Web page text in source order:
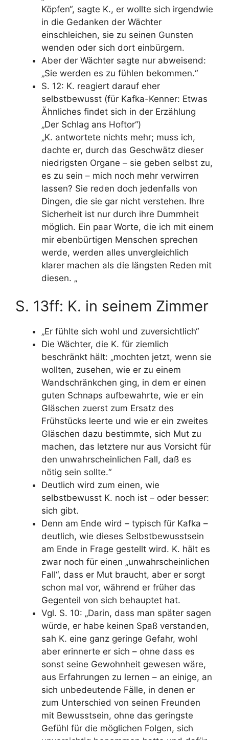
Köpfen“, sagte K., er wollte sich irgendwie
in die Gedanken der Wächter
einschleichen, sie zu seinen Gunsten
wenden oder sich dort einbürgern.
Aber der Wächter sagte nur abweisend:
„Sie werden es zu fühlen bekommen.“
S. 12: K. reagiert darauf eher
selbstbewusst (für Kafka-Kenner: Etwas
Ähnliches findet sich in der Erzählung
„Der Schlag ans Hoftor“)
„K. antwortete nichts mehr; muss ich,
dachte er, durch das Geschwätz dieser
niedrigsten Organe – sie geben selbst zu,
es zu sein – mich noch mehr verwirren
lassen? Sie reden doch jedenfalls von
Dingen, die sie gar nicht verstehen. Ihre
Sicherheit ist nur durch ihre Dummheit
möglich. Ein paar Worte, die ich mit einem
mir ebenbürtigen Menschen sprechen
werde, werden alles unvergleichlich
klarer machen als die längsten Reden mit
diesen. „
S. 13ff: K. in seinem Zimmer
„Er fühlte sich wohl und zuversichtlich“
Die Wächter, die K. für ziemlich
beschränkt hält: „mochten jetzt, wenn sie
wollten, zusehen, wie er zu einem
Wandschränkchen ging, in dem er einen
guten Schnaps aufbewahrte, wie er ein
Gläschen zuerst zum Ersatz des
Frühstücks leerte und wie er ein zweites
Gläschen dazu bestimmte, sich Mut zu
machen, das letztere nur aus Vorsicht für
den unwahrscheinlichen Fall, daß es
nötig sein sollte.“
Deutlich wird zum einen, wie
selbstbewusst K. noch ist – oder besser:
sich gibt.
Denn am Ende wird – typisch für Kafka –
deutlich, wie dieses Selbstbewusstsein
am Ende in Frage gestellt wird. K. hält es
zwar noch für einen „unwahrscheinlichen
Fall“, dass er Mut braucht, aber er sorgt
schon mal vor, während er früher das
Gegenteil von sich behauptet hat.
Vgl. S. 10: „Darin, dass man später sagen
würde, er habe keinen Spaß verstanden,
sah K. eine ganz geringe Gefahr, wohl
aber erinnerte er sich – ohne dass es
sonst seine Gewohnheit gewesen wäre,
aus Erfahrungen zu lernen – an einige, an
sich unbedeutende Fälle, in denen er
zum Unterschied von seinen Freunden
mit Bewusstsein, ohne das geringste
Gefühl für die möglichen Folgen, sich